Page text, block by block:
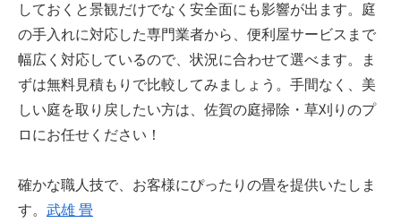
しておくと景観だけでなく安全面にも影響が出ます。庭
の手入れに対応した専門業者から、便利屋サービスまで
幅広く対応しているので、状況に合わせて選べます。ま
ずは無料見積もりで比較してみましょう。手間なく、美
しい庭を取り戻したい方は、佐賀の庭掃除・草刈りのプ
ロにお任せください！
確かな職人技で、お客様にぴったりの畳を提供いたしま
す。 武雄 畳